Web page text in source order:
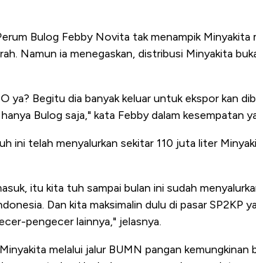
Bulog Febby Novita tak menampik Minyakita
Namun ia menegaskan, distribusi Minyakita
ya? Begitu dia banyak keluar untuk ekspor kan
Bulog saja," kata Febby dalam kesempatan
ini telah menyalurkan sekitar 110 juta liter
itu kita tuh sampai bulan ini sudah
Dan kita maksimalin dulu di pasar SP2KP
pengecer lainnya," jelasnya.
melalui jalur BUMN pangan kemungkinan